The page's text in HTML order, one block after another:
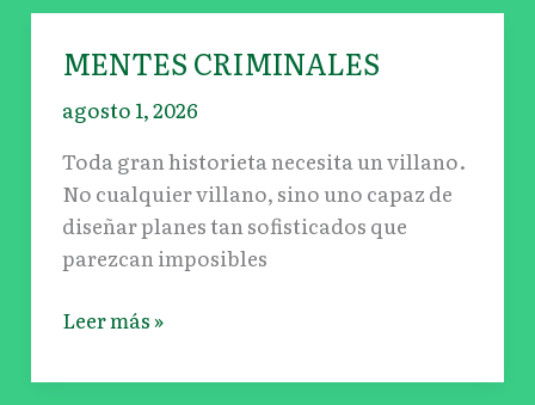
frontera
más
transitada
del
MENTES CRIMINALES
agosto 1, 2026
Toda gran historieta necesita un villano.
No cualquier villano, sino uno capaz de
diseñar planes tan sofisticados que
parezcan imposibles
MENTES
Leer más »